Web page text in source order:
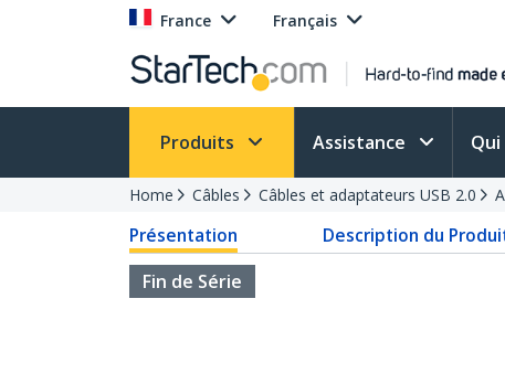
France Français
Produits Assistance
Home Câbles Câbles et adaptateurs USB 2.0
Présentation Description du
Fin de Série